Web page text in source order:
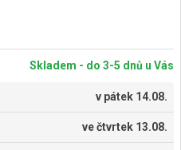
Skladem - do 3-5 dnů u Vás
v pátek 14.08.
večtvrtek 13.08.